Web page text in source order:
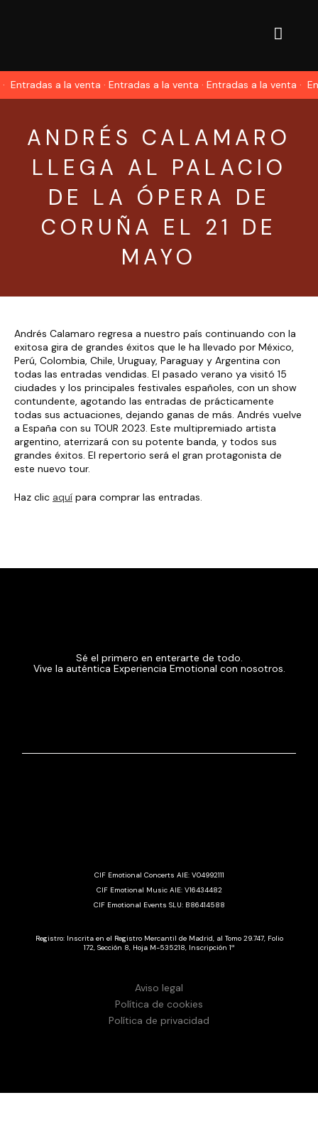
Entradas a la venta · Entradas a la venta · Entradas a la venta ·
ANDRÉS CALAMARO
LLEGA AL PALACIO
DE LA ÓPERA DE
CORUÑA EL 21 DE
MAYO
Andrés Calamaro regresa a nuestro país continuando con la
exitosa gira de grandes éxitos que le ha llevado por México,
Perú, Colombia, Chile, Uruguay, Paraguay y Argentina con
todas las entradas vendidas. El pasado verano ya visitó 15
ciudades y los principales festivales españoles, con un show
contundente, agotando las entradas de prácticamente
todas sus actuaciones, dejando ganas de más. Andrés vuelve
a España con su TOUR 2023. Este multipremiado artista
argentino, aterrizará con su potente banda, y todos sus
grandes éxitos. El repertorio será el gran protagonista de
este nuevo tour.
Haz clic aquí para comprar las entradas.
Sé el primero en enterarte de todo.
Vive la auténtica Experiencia Emotional con nosotros.
CIF Emotional Concerts AIE: V04992111
CIF Emotional Music AIE: V16434482
CIF Emotional Events SLU: B86414588
Registro: Inscrita en el Registro Mercantil de Madrid, al Tomo 29.747, Folio
172, Sección 8, Hoja M-535218, Inscripción 1ª
Aviso legal
Política de cookies
Política de privacidad